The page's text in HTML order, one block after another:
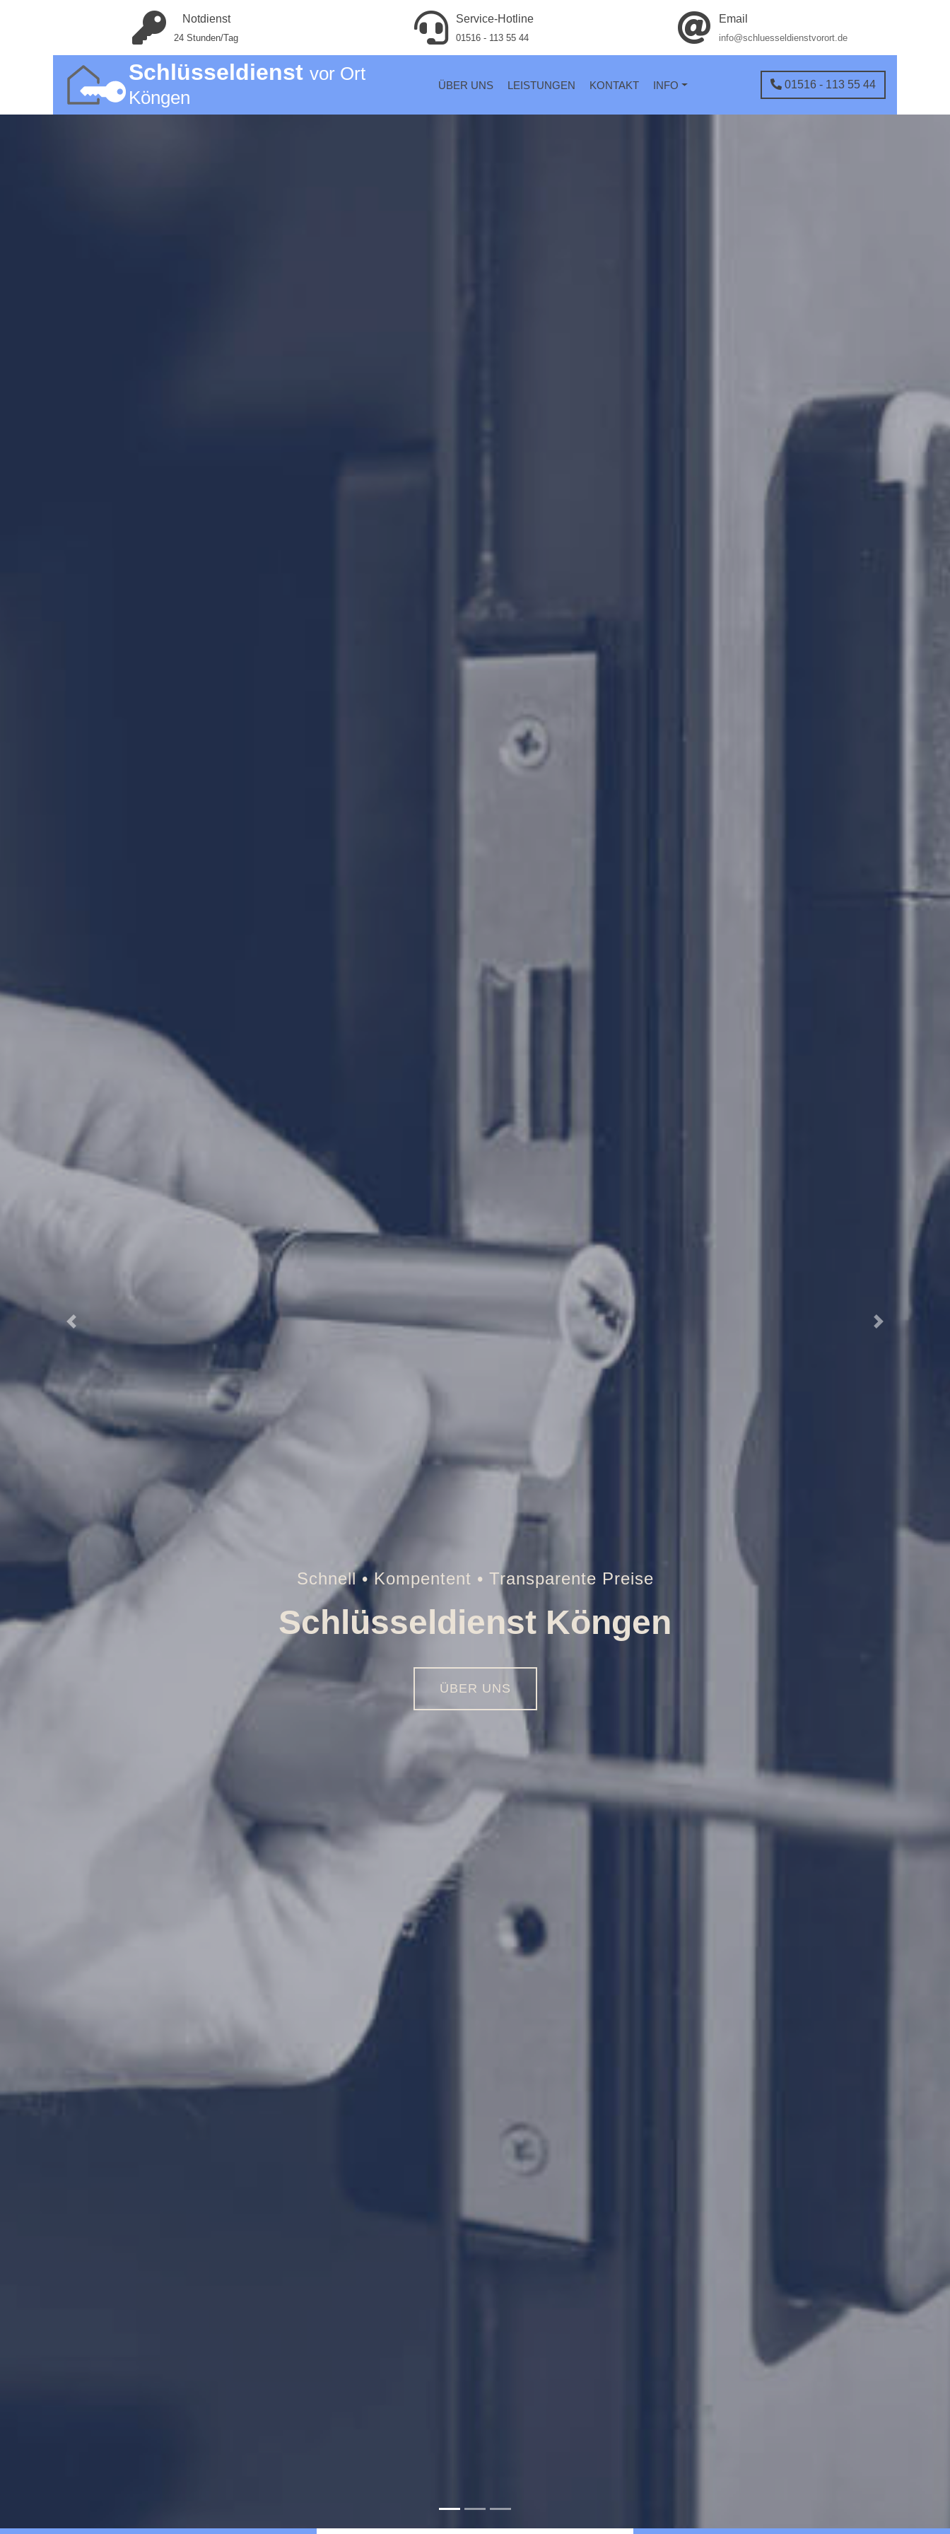
Notdienst
24 Stunden/Tag
Service-Hotline
01516 - 113 55 44
Email
info@schluesseldienstvorort.de
Schlüsseldienst vor Ort
Köngen
ÜBER UNS LEISTUNGEN KONTAKT INFO 01516 - 113 55 44
Tresor • Auto • Briefkasten • Brandschutztür
Öffnungen aller Art
01516 - 113 55 44
Previous Next